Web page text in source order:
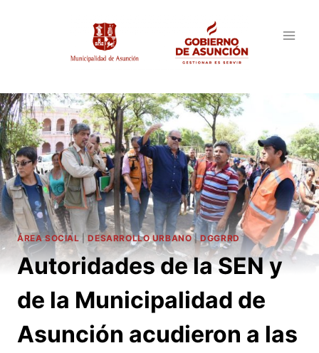
ÁREA SOCIAL|DESARROLLO URBANO |DGGRRD
Autoridades de la SEN y
de la Municipalidad de
Asunción acudieron a las